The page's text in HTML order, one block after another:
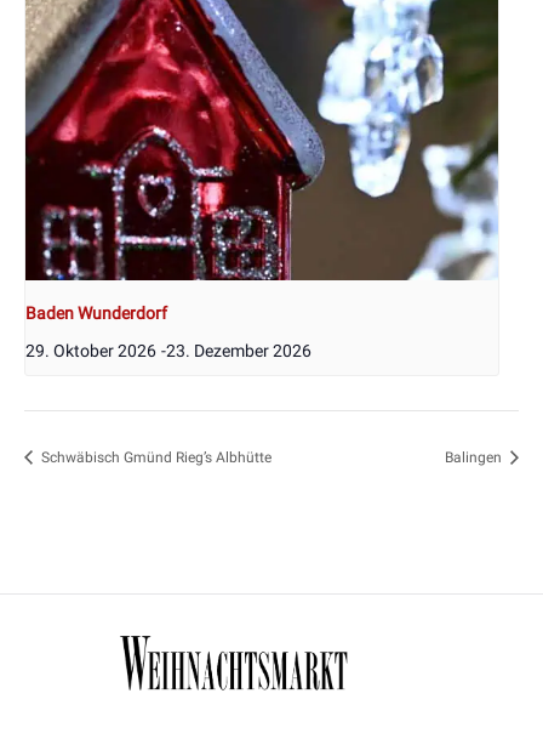
Baden Wunderdorf
29. Oktober 2026 -23. Dezember 2026
Schwäbisch Gmünd Rieg’s Albhütte Balingen